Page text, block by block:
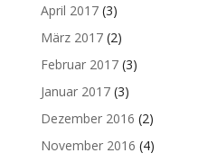
April 2017(3)
März 2017(2)
Februar 2017(3)
Januar 2017(3)
Dezember 2016 (2)
November 2016 (4)